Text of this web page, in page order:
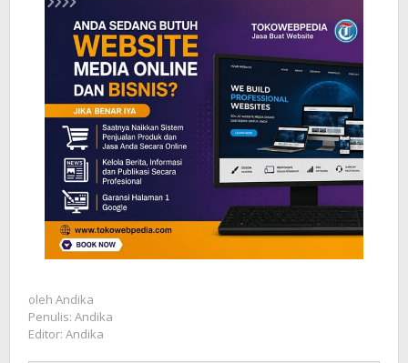
oleh Andika
Penulis: Andika
Editor: Andika